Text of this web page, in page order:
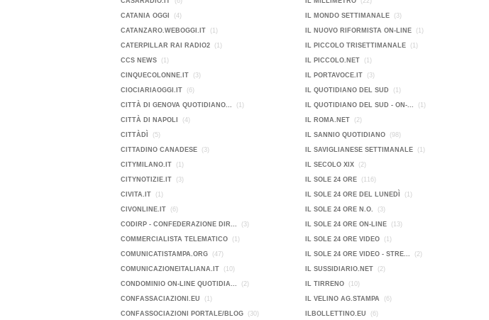
CATANIA OGGI (4)
CATANZARO.WEBOGGI.IT (1)
CATERPILLAR RAI RADIO2 (1)
CCS NEWS (1)
CINQUECOLONNE.IT (3)
CIOCIARIAOGGI.IT (6)
CITTÀ DI GENOVA QUOTIDIANO... (1)
CITTÀ DI NAPOLI (4)
CITTÀDÌ (5)
CITTADINO CANADESE (3)
CITYMILANO.IT (1)
CITYNOTIZIE.IT (3)
CIVITA.IT (1)
CIVONLINE.IT (6)
CODIRP - CONFEDERAZIONE DIR... (3)
COMMERCIALISTA TELEMATICO (1)
COMUNICATISTAMPA.ORG (47)
COMUNICAZIONEITALIANA.IT (10)
CONDOMINIO ON-LINE QUOTIDIA... (2)
CONFASSACIAZIONI.EU (1)
CONFASSOCIAZIONI PORTALE/BLOG (30)
IL MONDO SETTIMANALE (3)
IL NUOVO RIFORMISTA ON-LINE (1)
IL PICCOLO TRISETTIMANALE (1)
IL PICCOLO.NET (1)
IL PORTAVOCE.IT (3)
IL QUOTIDIANO DEL SUD (1)
IL QUOTIDIANO DEL SUD - ON-... (1)
IL ROMA.NET (2)
IL SANNIO QUOTIDIANO (98)
IL SAVIGLIANESE SETTIMANALE (1)
IL SECOLO XIX (2)
IL SOLE 24 ORE (116)
IL SOLE 24 ORE DEL LUNEDÌ (1)
IL SOLE 24 ORE N.O. (3)
IL SOLE 24 ORE ON-LINE (13)
IL SOLE 24 ORE VIDEO (1)
IL SOLE 24 ORE VIDEO - STRE... (2)
IL SUSSIDIARIO.NET (2)
IL TIRRENO (10)
IL VELINO AG.STAMPA (6)
ILBOLLETTINO.EU (6)